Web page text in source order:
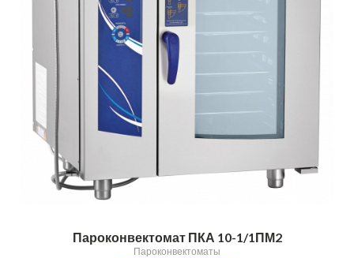
Пароконвектомат ПКА 10-1/1ПМ2
Пароконвектоматы